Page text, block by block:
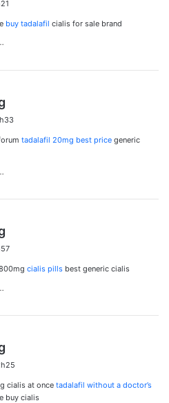
t
buy tadalafil cialis for sale brand
t
tadalafil 20mg best price generic
t
cialis pills best generic cialis
t
:
cialis at once tadalafil without a doctor’s
buy cialis